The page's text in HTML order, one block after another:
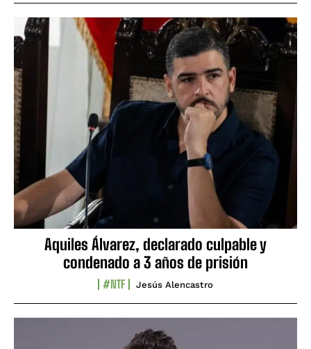
Aquiles Álvarez, declarado culpable y
condenado a 3 años de prisión
#NTF Jesús Alencastro